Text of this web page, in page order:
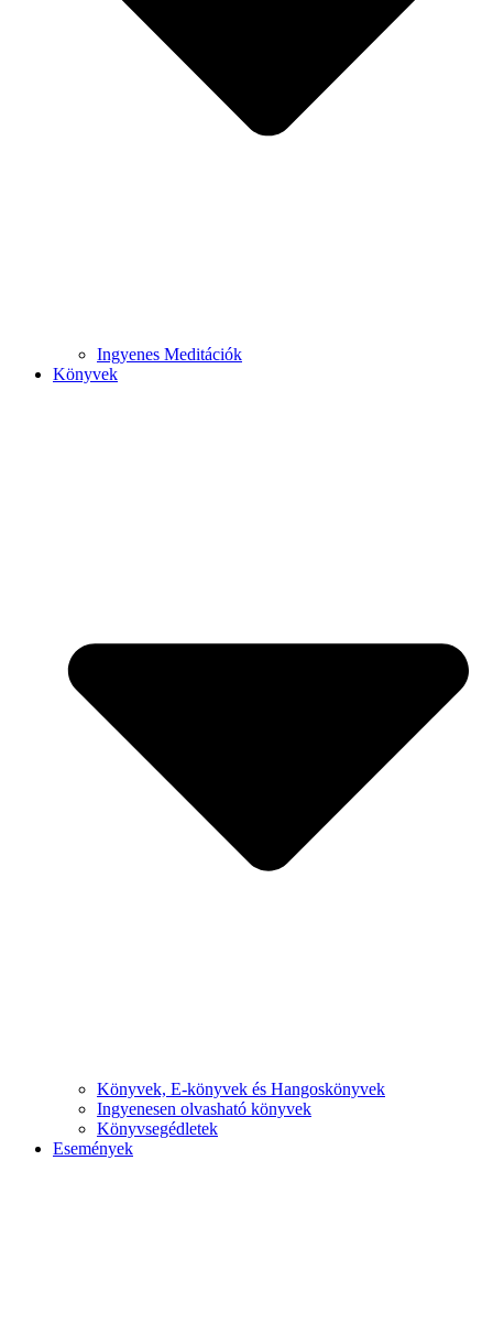
Ingyenes Meditációk
Könyvek
Könyvek, E-könyvek és Hangoskönyvek
Ingyenesen olvasható könyvek
Könyvsegédletek
Események